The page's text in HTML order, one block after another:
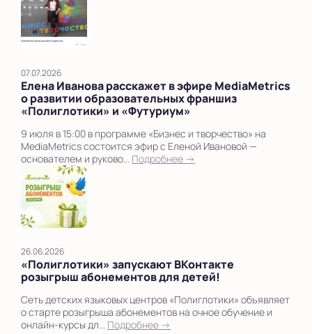
07.07.2026
Елена Иванова расскажет в эфире MediaMetrics
о развитии образовательных франшиз
«Полиглотики» и «Футуриум»
9 июля в 15:00 в программе «Бизнес и творчество» на
MediaMetrics состоится эфир с Еленой Ивановой —
основателем и руково... Подробнее →
26.06.2026
«Полиглотики» запускают ВКонтакте
розыгрыш абонементов для детей!
Сеть детских языковых центров «Полиглотики» объявляет
о старте розыгрыша абонементов на очное обучение и
онлайн-курсы дл... Подробнее →